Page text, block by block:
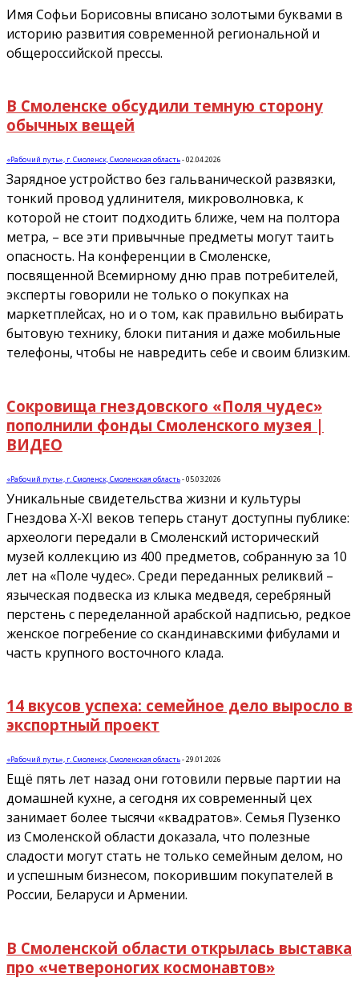
Имя Софьи Борисовны вписано золотыми буквами в
историю развития современной региональной и
общероссийской прессы.
В Смоленске обсудили темную сторону
обычных вещей
«Рабочий путь», г. Смоленск, Смоленская область-02.04.2026
Зарядное устройство без гальванической развязки,
тонкий провод удлинителя, микроволновка, к
которой не стоит подходить ближе, чем на полтора
метра, – все эти привычные предметы могут таить
опасность. На конференции в Смоленске,
посвященной Всемирному дню прав потребителей,
эксперты говорили не только о покупках на
маркетплейсах, но и о том, как правильно выбирать
бытовую технику, блоки питания и даже мобильные
телефоны, чтобы не навредить себе и своим близким.
Сокровища гнездовского «Поля чудес»
пополнили фонды Смоленского музея |
ВИДЕО
«Рабочий путь», г. Смоленск, Смоленская область-05.03.2026
Уникальные свидетельства жизни и культуры
Гнездова X-XI веков теперь станут доступны публике:
археологи передали в Смоленский исторический
музей коллекцию из 400 предметов, собранную за 10
лет на «Поле чудес». Среди переданных реликвий –
языческая подвеска из клыка медведя, серебряный
перстень с переделанной арабской надписью, редкое
женское погребение со скандинавскими фибулами и
часть крупного восточного клада.
14 вкусов успеха: семейное дело выросло в
экспортный проект
«Рабочий путь», г. Смоленск, Смоленская область-29.01.2026
Ещё пять лет назад они готовили первые партии на
домашней кухне, а сегодня их современный цех
занимает более тысячи «квадратов». Семья Пузенко
из Смоленской области доказала, что полезные
сладости могут стать не только семейным делом, но
и успешным бизнесом, покорившим покупателей в
России, Беларуси и Армении.
В Смоленской области открылась выставка
про «четвероногих космонавтов»